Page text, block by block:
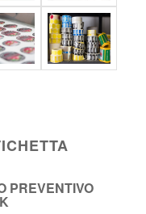
PREVENTIVO